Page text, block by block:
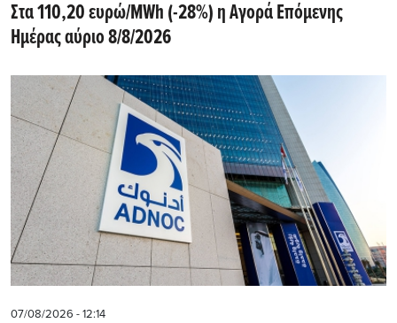
Στα 110,20 ευρώ/MWh (-28%) η Αγορά Επόμενης
Ημέρας αύριο 8/8/2026
07/08/2026 - 12:14